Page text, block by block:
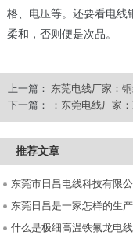
格、电压等。还要看电线
柔和，否则便是次品。
上一篇： 东莞电线厂家：
下一篇：
：东莞电线厂家
推荐文章
东莞市日昌电线科技有限
东莞日昌是一家怎样的生
什么是极细高温铁氟龙电